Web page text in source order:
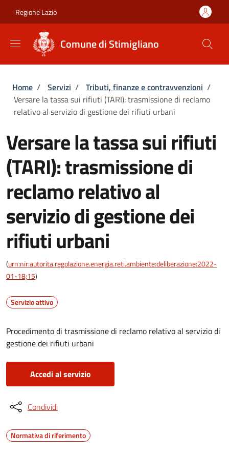
Regione Lazio
Comune di Stimigliano
Briciole di pane
Home / Servizi / Tributi, finanze e contravvenzioni /
Versare la tassa sui rifiuti (TARI): trasmissione di reclamo
relativo al servizio di gestione dei rifiuti urbani
Versare la tassa sui rifiuti
(TARI): trasmissione di
reclamo relativo al
servizio di gestione dei
rifiuti urbani
(urn:nir:autorita.regolazione.energia.reti.ambiente:deliberazione:2022-
01-18;15)
Servizio attivo
Procedimento di trasmissione di reclamo relativo al servizio di
gestione dei rifiuti urbani
Accedi al servizio
Condividi
Normativa di riferimento